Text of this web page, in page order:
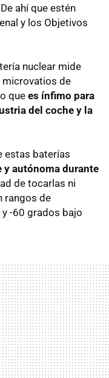
ahí que estén
y los Objetivos
nuclear mide
de
que es ínfimo para
del coche y la
estas baterías
y autónoma durante
de tocarlas ni
rangos de
-60 grados bajo